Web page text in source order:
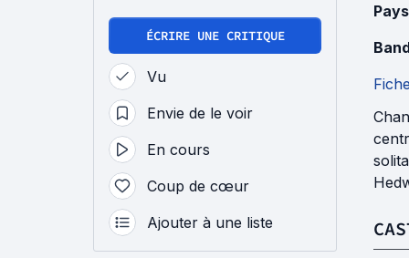
ÉCRIRE UNE CRITIQUE
Vu
Envie de le voir
En cours
Coup de cœur
Ajouter à une liste